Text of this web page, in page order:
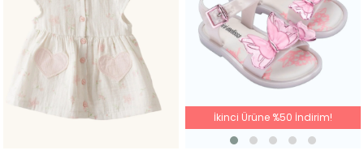
İkinci Ürüne %50 İndirim!